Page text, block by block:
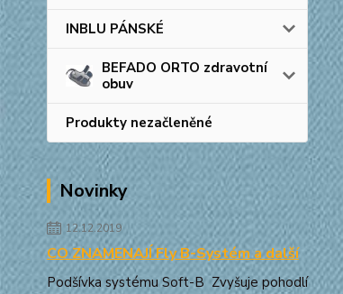
INBLU PÁNSKÉ
BEFADO ORTO zdravotní
obuv
Produkty nezačleněné
Novinky
12.12.2019
CO ZNAMENAJÍ Fly B-Systém a další
Podšívka systému Soft-B Zvyšuje pohodlí